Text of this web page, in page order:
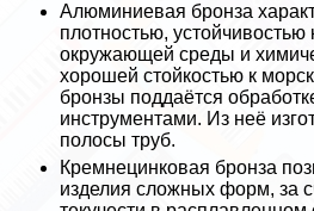
Алюминиевая бронза
плотностью,
окружающей среды и
хорошей стойкостью к
бронзы поддаётся
инструментами. Из неё
полосы труб.
Кремнецинковая бронза
изделия сложных форм, за